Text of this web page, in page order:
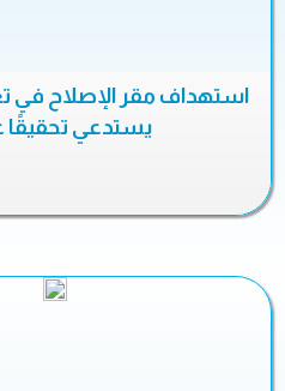
استهداف مقر الإصلاح في
يستدعي تحقيقًا